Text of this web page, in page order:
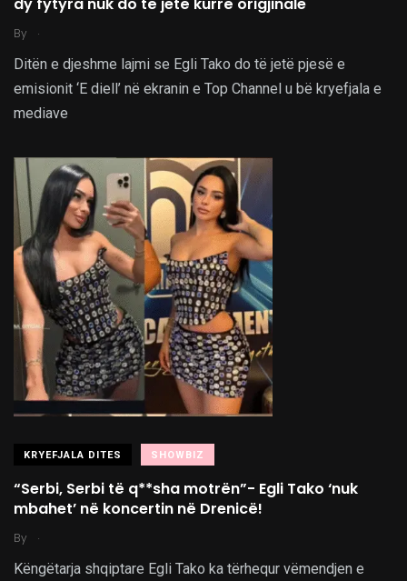
By .
Ditën e djeshme lajmi se Egli Tako do të jetë pjesë e
emisionit ‘E diell’ në ekranin e Top Channel u bë kryefjala e
mediave
KRYEFJALA DITES SHOWBIZ
“Serbi, Serbi të q**sha motrën”- Egli Tako ‘nuk
mbahet’ në koncertin në Drenicë!
By .
Këngëtarja shqiptare Egli Tako ka tërhequr vëmendjen e